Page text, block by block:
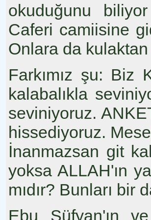
okuduğunu
Caferi camiisine
Onlara da
Farkımız şu: Biz
kalabalıkla
seviniyoruz.
hissediyoruz.
İnanmazsan git
yoksa ALLAH'ın
mıdır? Bunları bir
Ebu Süfyan'ın